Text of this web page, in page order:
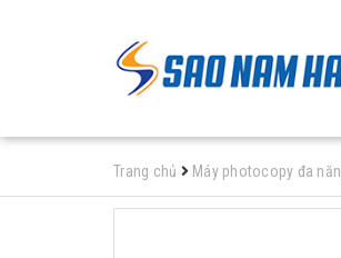
Trang chủ Máy photocopy đa